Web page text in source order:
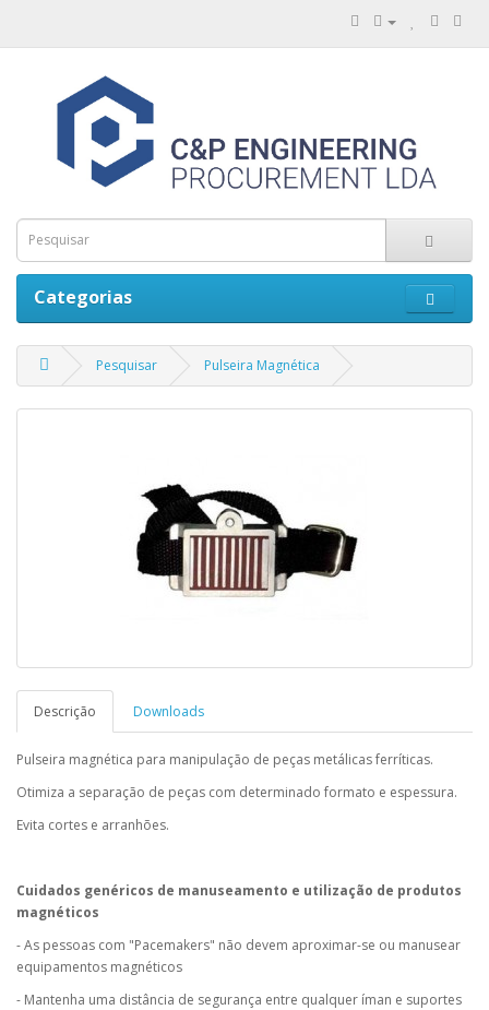
Categorias
Pesquisar Pulseira Magnética
Descrição Downloads
Pulseira magnética para manipulação de peças metálicas ferríticas.
Otimiza a separação de peças com determinado formato e espessura.
Evita cortes e arranhões.
Cuidados genéricos de manuseamento e utilização de produtos
magnéticos
- As pessoas com "Pacemakers" não devem aproximar-se ou manusear
equipamentos magnéticos
- Mantenha uma distância de segurança entre qualquer íman e suportes